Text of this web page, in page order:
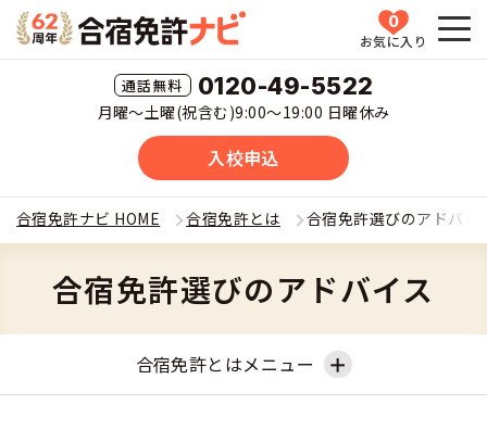
0
お気に入り
0120-49-5522
月曜〜土曜(祝含む)9:00〜19:00 日曜休み
入校申込
HOME
教習所一覧
運転免許の種類(車種)を選ぶ
普通二輪
大型二輪
合宿免許ナビ HOME 合宿免許とは 合宿免許選びのアドバイ
合宿免許選びのアドバイス
合宿免許とはメニュー